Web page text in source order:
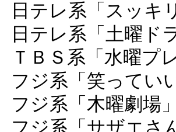
日テレ系「スッキ
日テレ系「土曜ド
ＴＢＳ系「水曜プ
フジ系「笑ってい
フジ系「木曜劇場
フジ系「サザエさ